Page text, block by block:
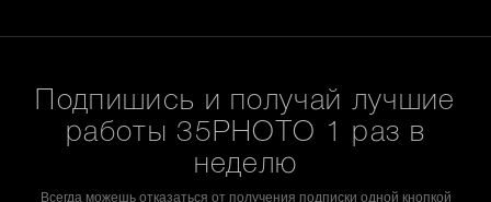
Подпишись и получай лучшие
работы 35PHOTO 1 раз в
неделю
Всегда можешь отказаться от получения подписки одной кнопкой